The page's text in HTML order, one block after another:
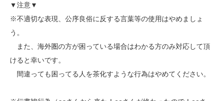
▼注意▼
※不適切な表現、公序良俗に反する言葉等の使用はやめましょ
う。
また、海外圏の方が困っている場合はわかる方のみ対応して頂
けると幸いです。
間違っても困ってる人を茶化すような行為はやめてください。